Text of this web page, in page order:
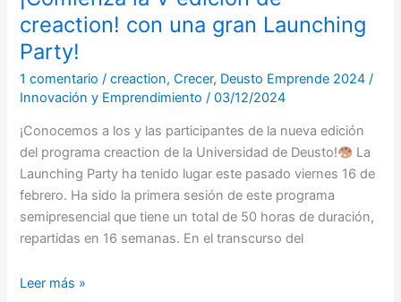
creaction! con una gran Launching
Party!
1 comentario /creaction,Crecer, Deusto Emprende 2024 /
Innovación y Emprendimiento /03/12/2024
¡Conocemos a los y las participantes de la nueva edición
del programa creaction de la Universidad de Deusto!
La
Launching Party ha tenido lugar este pasado viernes 16 de
febrero. Ha sido la primera sesión de este programa
semipresencial que tiene un total de 50 horas de duración,
repartidas en 16 semanas. En el transcurso del
Leer más »